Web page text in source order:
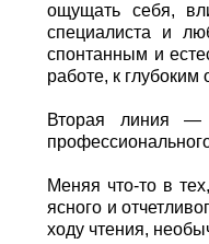
ощущать себя,
специалиста и
спонтанным и
работе, к
Вторая линия —
Меняя что-то в
ясного и
ходу чтения,